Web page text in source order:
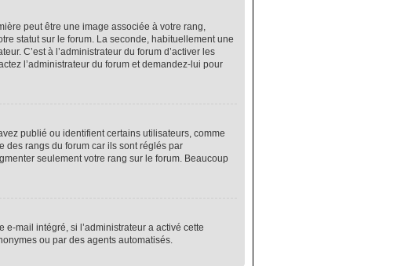
peut être une image associée à votre rang,
statut sur le forum. La seconde, habituellement une
C’est à l’administrateur du forum d’activer les
l’administrateur du forum et demandez-lui pour
publié ou identifient certains utilisateurs, comme
des rangs du forum car ils sont réglés par
seulement votre rang sur le forum. Beaucoup
mail intégré, si l’administrateur a activé cette
ou par des agents automatisés.